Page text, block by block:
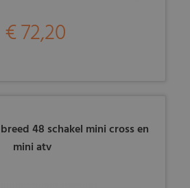
€ 72,20
48 schakel mini cross en
mini atv